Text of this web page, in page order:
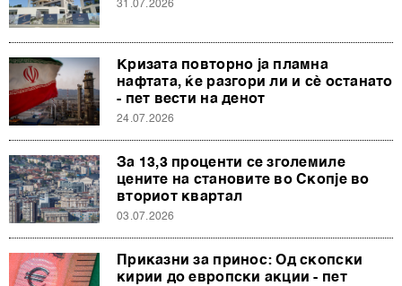
31.07.2026
Кризата повторно ја пламна
нафтата, ќе разгори ли и сè останато
- пет вести на денот
24.07.2026
За 13,3 проценти се зголемиле
цените на становите во Скопје во
вториот квартал
03.07.2026
Приказни за принос: Од скопски
кирии до европски акции - пет